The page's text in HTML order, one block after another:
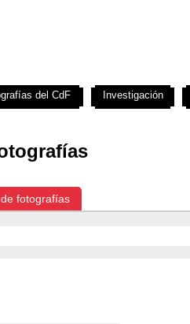
fotografías
del CdF Investigación